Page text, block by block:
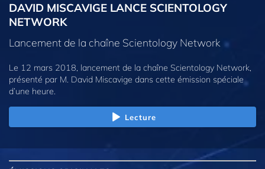
DAVID MISCAVIGE LANCE SCIENTOLOGY
NETWORK
Lancement de la chaîne Scientology Network
Le 12 mars 2018, lancement de la chaîne Scientology Network,
présenté par M. David Miscavige dans cette émission spéciale
d’une heure.
Lecture